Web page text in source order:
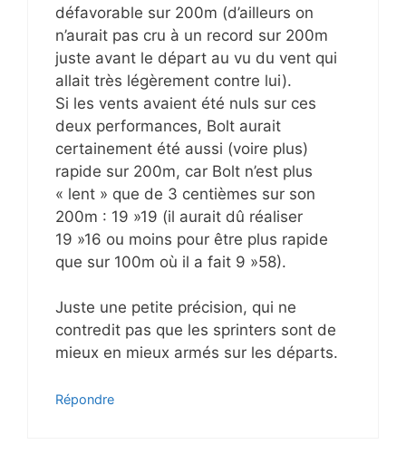
défavorable sur 200m (d’ailleurs on
n’aurait pas cru à un record sur 200m
juste avant le départ au vu du vent qui
allait très légèrement contre lui).
Si les vents avaient été nuls sur ces
deux performances, Bolt aurait
certainement été aussi (voire plus)
rapide sur 200m, car Bolt n’est plus
« lent » que de 3 centièmes sur son
200m : 19 »19 (il aurait dû réaliser
19 »16 ou moins pour être plus rapide
que sur 100m où il a fait 9 »58).
Juste une petite précision, qui ne
contredit pas que les sprinters sont de
mieux en mieux armés sur les départs.
Répondre